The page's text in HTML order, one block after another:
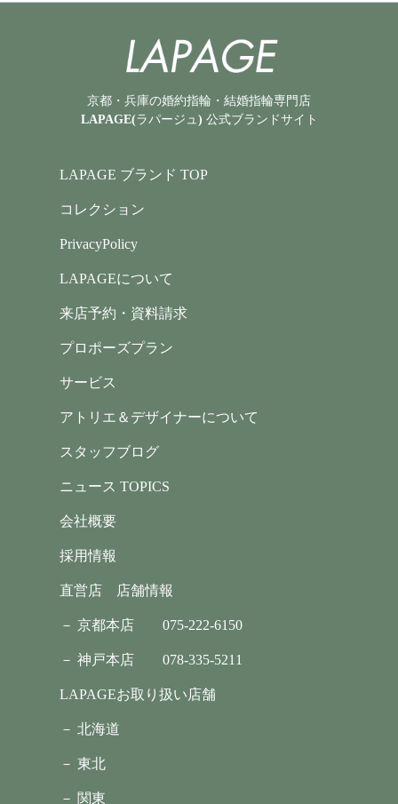
京都・兵庫の婚約指輪・結婚指輪専門店
LAPAGE(ラパージュ) 公式ブランドサイト
LAPAGE ブランド TOP
コレクション
PrivacyPolicy
LAPAGEについて
来店予約・資料請求
プロポーズプラン
サービス
アトリエ＆デザイナーについて
スタッフブログ
ニュース TOPICS
会社概要
採用情報
直営店 店舗情報
－ 京都本店075-222-6150
－ 神戸本店078-335-5211
LAPAGEお取り扱い店舗
－ 北海道
－ 東北
－ 関東